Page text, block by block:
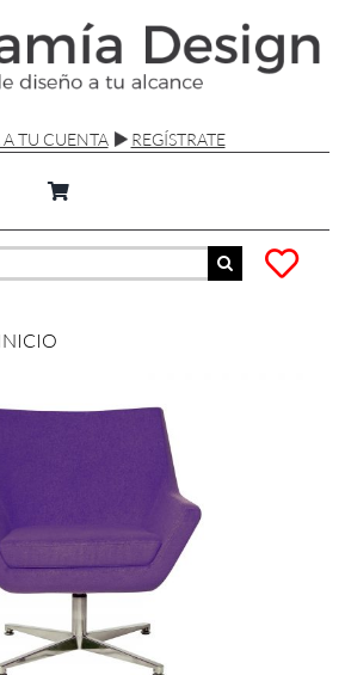
A TU CUENTA REGÍSTRATE
SILLAS Y SOFÁS
MESAS
MUEBLES
ACCESORIOS